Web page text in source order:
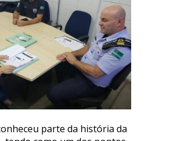
parte da história da